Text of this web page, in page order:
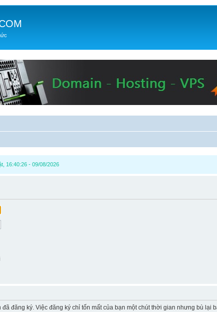
16:40:26 - 09/08/2026
đăng ký. Việc đăng ký chỉ tốn mất của bạn một chút thời gian nhưng bù lại